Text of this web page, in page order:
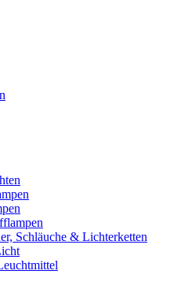
Schläuche & Lichterketten